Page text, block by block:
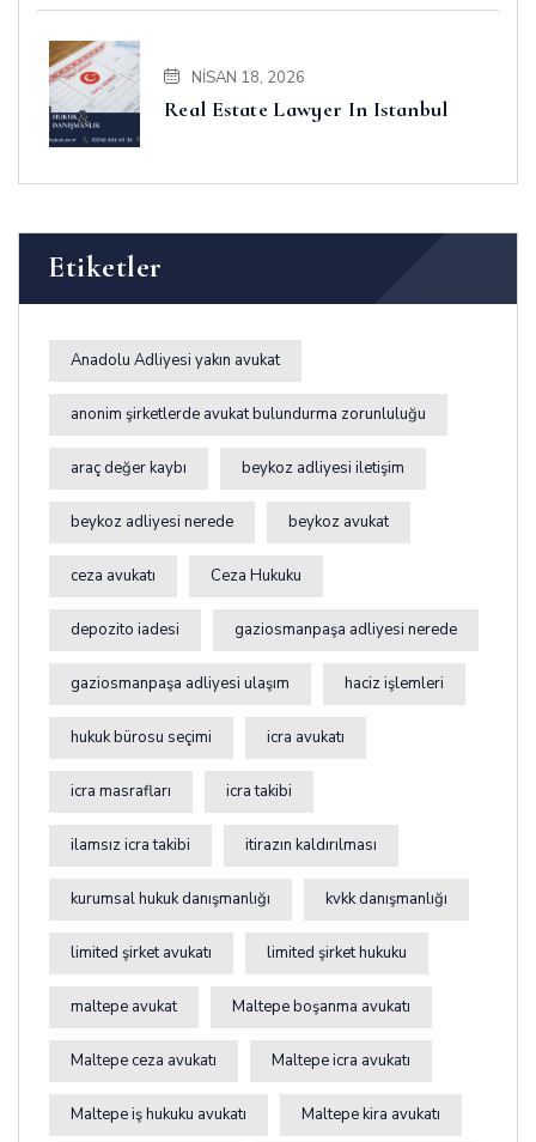
NISAN 18, 2026
Real Estate Lawyer In Istanbul
Etiketler
Anadolu Adliyesi yakın avukat
anonim şirketlerde avukat bulundurma zorunluluğu
araç değer kaybı beykoz adliyesi iletişim
beykoz adliyesi nerede beykoz avukat
ceza avukatı Ceza Hukuku
depozito iadesi gaziosmanpaşa adliyesi nerede
gaziosmanpaşa adliyesi ulaşım haciz işlemleri
hukuk bürosu seçimi icra avukatı
icra masrafları icra takibi
ilamsız icra takibi itirazın kaldırılması
kurumsal hukuk danışmanlığı kvkk danışmanlığı
limited şirket avukatı limited şirket hukuku
maltepe avukat Maltepe boşanma avukatı
Maltepe ceza avukatı Maltepe icra avukatı
Maltepe iş hukuku avukatı Maltepe kira avukatı